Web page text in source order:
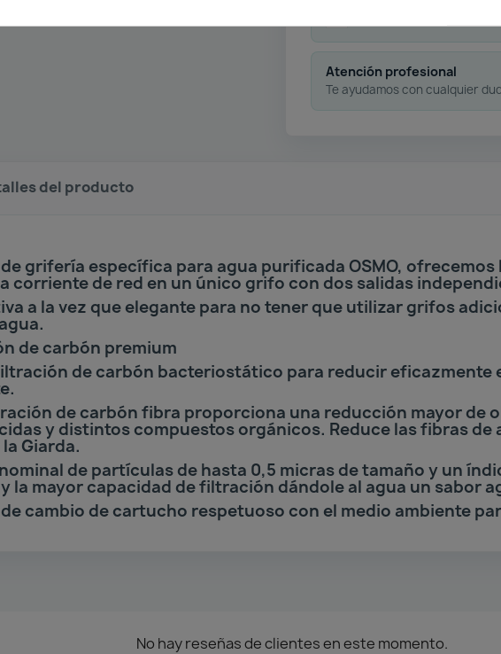
Atención profesional
Te ayudamos con cualquier
del producto
grifería específica para agua purificada OSMO,
corriente de red en un único grifo con dos salidas
a la vez que elegante para no tener que utilizar grifos
de carbón premium
de carbón bacteriostático para reducir eficazmente
de carbón fibra proporciona una reducción mayor de
y distintos compuestos orgánicos. Reduce las fibras de
Giarda.
de partículas de hasta 0,5 micras de tamaño y un
la mayor capacidad de filtración dándole al agua un sabor
cambio de cartucho respetuoso con el medio ambiente
No hay reseñas de clientes en este momento.